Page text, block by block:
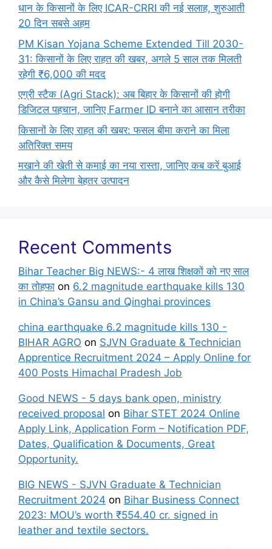
धान के किसानों के लिए ICAR-CRRI की नई सलाह, शुरुआती
20 दिन सबसे अहम
PM Kisan Yojana Scheme Extended Till 2030-
31: किसानों के लिए राहत की खबर, अगले 5 साल तक मिलती
रहेगी ₹6,000 की मदद
एग्री स्टैक (Agri Stack): अब बिहार के किसानों की होगी
डिजिटल पहचान, जानिए Farmer ID बनाने का आसान तरीका
किसानों के लिए राहत की खबर: फसल बीमा कराने का मिला
अतिरिक्त समय
मखाने की खेती से कमाई का नया रास्ता, जानिए कब करें बुआई
और कैसे मिलेगा बेहतर उत्पादन
Recent Comments
Bihar Teacher Big NEWS:- 4 लाख शिक्षकों को नए साल
का तोहफा on 6.2 magnitude earthquake kills 130
in China’s Gansu and Qinghai provinces
china earthquake 6.2 magnitude kills 130 -
BIHAR AGRO on SJVN Graduate & Technician
Apprentice Recruitment 2024 – Apply Online for
400 Posts Himachal Pradesh Job
Good NEWS - 5 days bank open, ministry
received proposal on Bihar STET 2024 Online
Apply Link, Application Form – Notification PDF,
Dates, Qualification & Documents, Great
Opportunity.
BIG NEWS - SJVN Graduate & Technician
Recruitment 2024 on Bihar Business Connect
2023: MOU’s worth ₹554.40 cr. signed in
leather and textile sectors.